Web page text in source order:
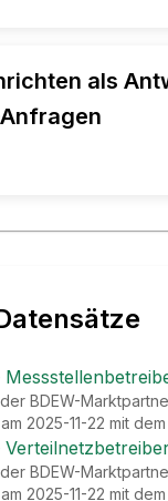
als
BDEW-
2025-11-22 mit
BDEW-
2025-11-22 mit